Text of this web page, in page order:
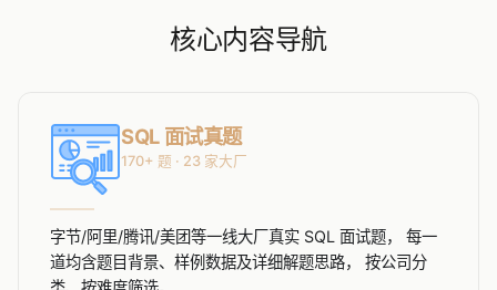
核心内容导航
SQL 面试真题
170+ 题 · 23 家大厂
字节/阿里/腾讯/美团等一线大厂真实 SQL 面试题， 每一
道均含题目背景、样例数据及详细解题思路， 按公司分